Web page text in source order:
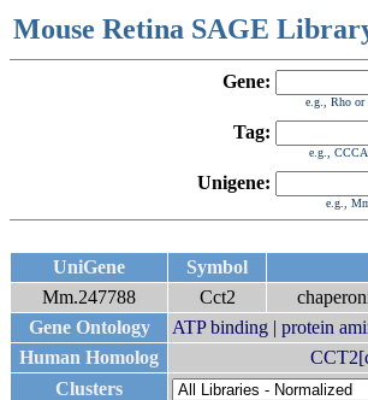
Mouse Retina SAGE
Gene:
e.g., Rho or
Tag:
e.g.,
Unigene:
e.g.,
UniGene Symbol
Mm.247788
Cct2
Gene Ontology
ATP binding | protein
Human Homolog
Clusters